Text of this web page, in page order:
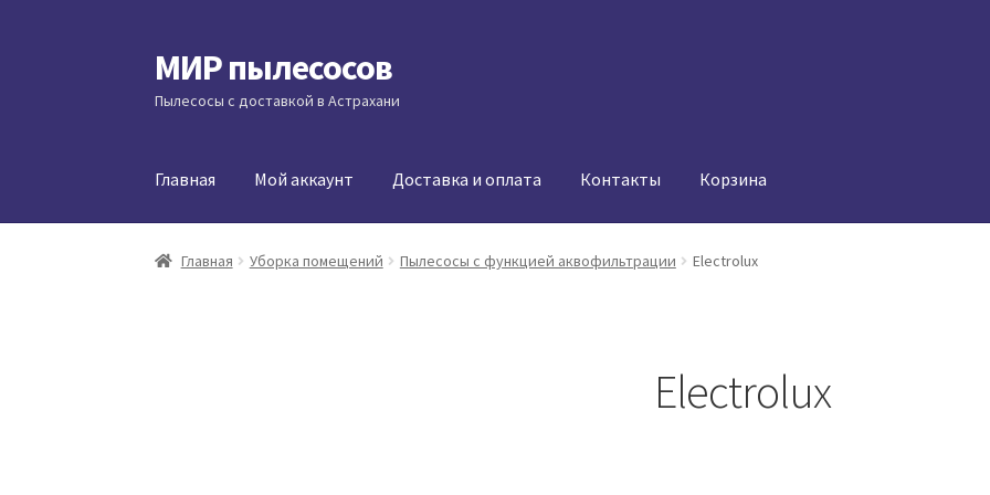
Перейти
к
навигации
Перейти
к
содержимому
МИР пылесосов
Пылесосы с доставкой в Астрахани
Главная Мой аккаунт Доставка и оплата Контакты Корзина
Главная Уборка помещений Пылесосы с функцией аквофильтрации Electrolux
Electrolux